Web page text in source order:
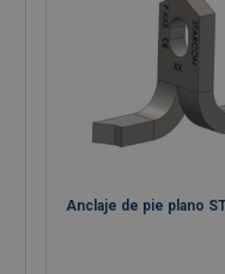
Anclaje de pie plano